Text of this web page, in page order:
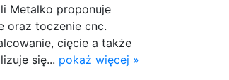
Metalko proponuje
oraz toczenie cnc.
cięcie a także
się... pokaż więcej »